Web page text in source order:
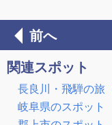
前へ
関連スポット
長良川・飛騨の旅
岐阜県のスポット